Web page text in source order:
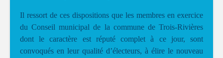
Il ressort de ces dispositions que les membres en exercice
du Conseil municipal de la commune de Trois-Rivières
dont le caractère est réputé complet à ce jour, sont
convoqués en leur qualité d’électeurs, à élire le nouveau